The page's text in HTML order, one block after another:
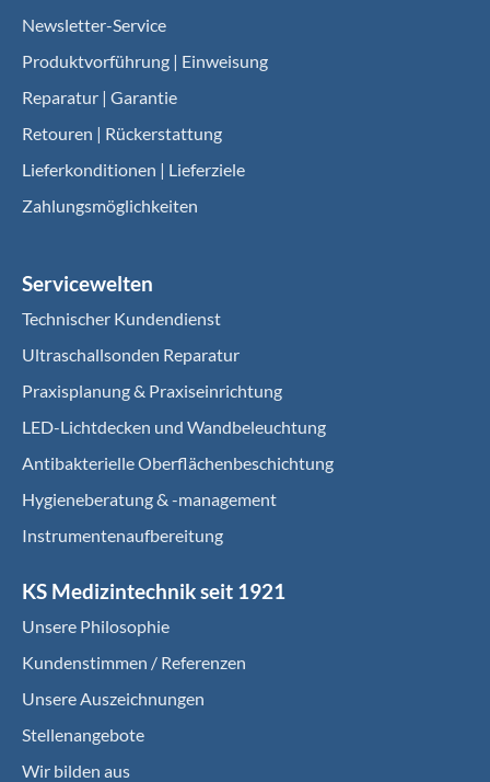
Newsletter-Service
Produktvorführung | Einweisung
Reparatur | Garantie
Retouren | Rückerstattung
Lieferkonditionen | Lieferziele
Zahlungsmöglichkeiten
Servicewelten
Technischer Kundendienst
Ultraschallsonden Reparatur
Praxisplanung & Praxiseinrichtung
LED-Lichtdecken und Wandbeleuchtung
Antibakterielle Oberflächenbeschichtung
Hygieneberatung & -management
Instrumentenaufbereitung
KS Medizintechnik seit 1921
Unsere Philosophie
Kundenstimmen / Referenzen
Unsere Auszeichnungen
Stellenangebote
Wir bilden aus